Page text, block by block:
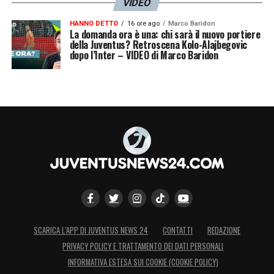
VIDEO
HANNO DETTO 16 ore ago Marco Baridon
La domanda ora è una: chi sarà il nuovo portiere
della Juventus? Retroscena Kolo-Alajbegovic
dopo l’Inter – VIDEO di Marco Baridon
SCARICA L’APP DI JUVENTUS NEWS 24 CONTATTI
REDAZIONE
PRIVACY POLICY E TRATTAMENTO DEI DATI PERSONALI
INFORMATIVA ESTESA SUI COOKIE (COOKIE POLICY)